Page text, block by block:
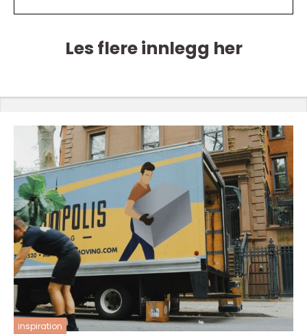
Les flere innlegg her
inspiration